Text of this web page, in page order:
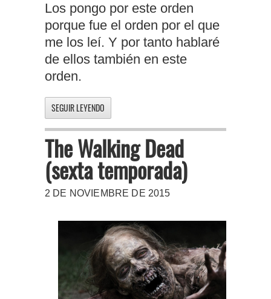
Los pongo por este orden
porque fue el orden por el que
me los leí. Y por tanto hablaré
de ellos también en este
orden.
SEGUIR LEYENDO
The Walking Dead
(sexta temporada)
2 DE NOVIEMBRE DE 2015